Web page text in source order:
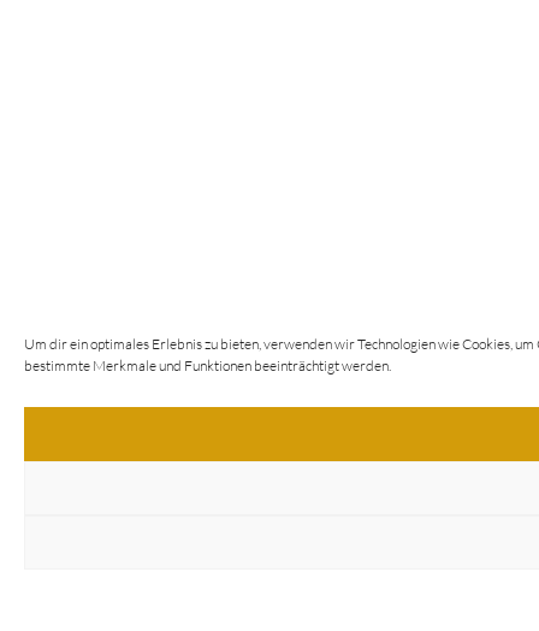
Um dir ein optimales Erlebnis zu bieten, verwenden wir Technologien wie Cookies,
bestimmte Merkmale und Funktionen beeinträchtigt werden.